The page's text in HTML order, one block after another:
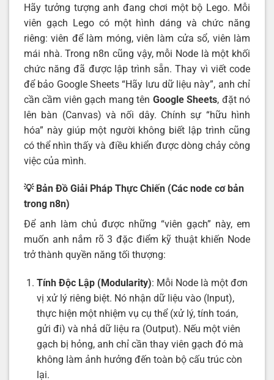
Hãy tưởng tượng anh đang chơi một bộ Lego. Mỗi
viên gạch Lego có một hình dáng và chức năng
riêng: viên để làm móng, viên làm cửa sổ, viên làm
mái nhà. Trong n8n cũng vậy, mỗi Node là một khối
chức năng đã được lập trình sẵn. Thay vì viết code
để bảo Google Sheets “Hãy lưu dữ liệu này”, anh chỉ
cần cầm viên gạch mang tên Google Sheets, đặt nó
lên bàn (Canvas) và nối dây. Chính sự “hữu hình
hóa” này giúp một người không biết lập trình cũng
có thể nhìn thấy và điều khiển được dòng chảy công
việc của mình.
💡 Bản Đồ Giải Pháp Thực Chiến (Các node cơ bản
trong n8n)
Để anh làm chủ được những “viên gạch” này, em
muốn anh nắm rõ 3 đặc điểm kỹ thuật khiến Node
trở thành quyền năng tối thượng:
Tính Độc Lập (Modularity): Mỗi Node là một đơn
vị xử lý riêng biệt. Nó nhận dữ liệu vào (Input),
thực hiện một nhiệm vụ cụ thể (xử lý, tính toán,
gửi đi) và nhả dữ liệu ra (Output). Nếu một viên
gạch bị hỏng, anh chỉ cần thay viên gạch đó mà
không làm ảnh hưởng đến toàn bộ cấu trúc còn
lại.